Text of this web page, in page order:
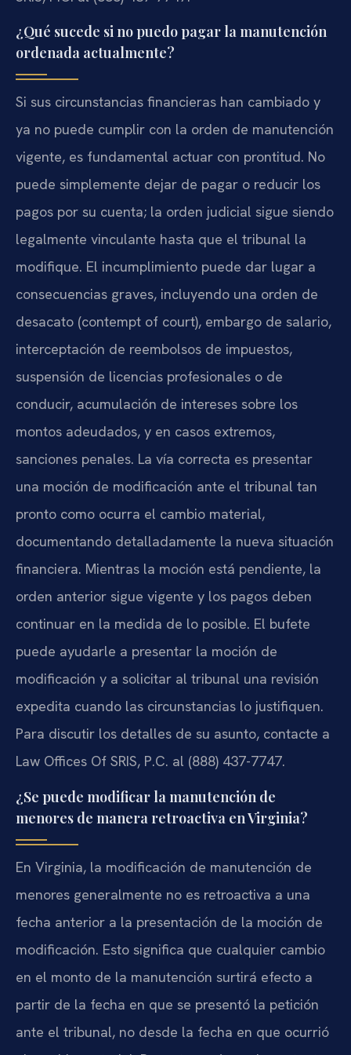
¿Qué sucede si no puedo pagar la manutención
ordenada actualmente?
Si sus circunstancias financieras han cambiado y
ya no puede cumplir con la orden de manutención
vigente, es fundamental actuar con prontitud. No
puede simplemente dejar de pagar o reducir los
pagos por su cuenta; la orden judicial sigue siendo
legalmente vinculante hasta que el tribunal la
modifique. El incumplimiento puede dar lugar a
consecuencias graves, incluyendo una orden de
desacato (contempt of court), embargo de salario,
interceptación de reembolsos de impuestos,
suspensión de licencias profesionales o de
conducir, acumulación de intereses sobre los
montos adeudados, y en casos extremos,
sanciones penales. La vía correcta es presentar
una moción de modificación ante el tribunal tan
pronto como ocurra el cambio material,
documentando detalladamente la nueva situación
financiera. Mientras la moción está pendiente, la
orden anterior sigue vigente y los pagos deben
continuar en la medida de lo posible. El bufete
puede ayudarle a presentar la moción de
modificación y a solicitar al tribunal una revisión
expedita cuando las circunstancias lo justifiquen.
Para discutir los detalles de su asunto, contacte a
Law Offices Of SRIS, P.C. al (888) 437-7747.
¿Se puede modificar la manutención de
menores de manera retroactiva en Virginia?
En Virginia, la modificación de manutención de
menores generalmente no es retroactiva a una
fecha anterior a la presentación de la moción de
modificación. Esto significa que cualquier cambio
en el monto de la manutención surtirá efecto a
partir de la fecha en que se presentó la petición
ante el tribunal, no desde la fecha en que ocurrió